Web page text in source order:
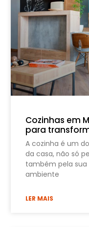
Cozinhas em
para
A cozinha é um
da casa, não só
também pela
ambiente
LER MAIS